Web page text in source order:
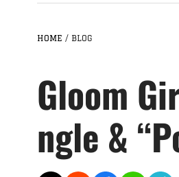
HOME / BLOG
Gloom
ngle &